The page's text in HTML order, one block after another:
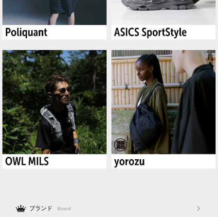
ブランド Brand